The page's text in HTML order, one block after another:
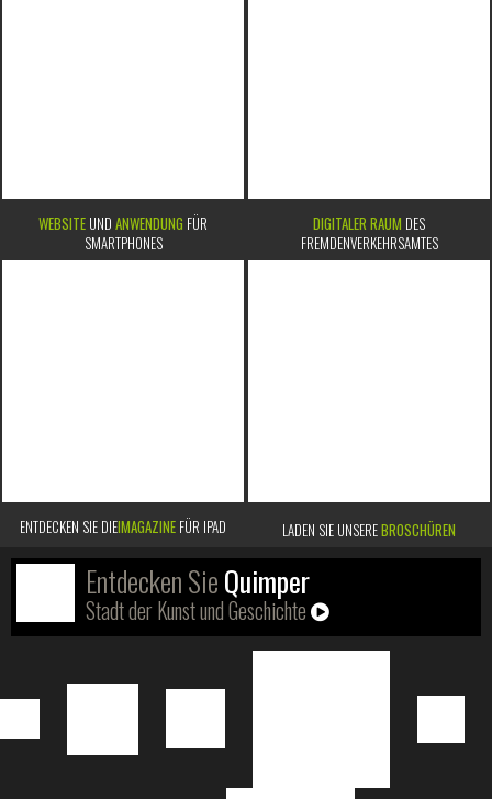
WEBSITE UND ANWENDUNG FÜR
SMARTPHONES
DIGITALER RAUM DES
FREMDENVERKEHRSAMTES
ENTDECKEN SIE DIEIMAGAZINE FÜR IPAD LADEN SIE UNSEREBROSCHÜREN
Entdecken SieQuimper
Stadt der Kunst und Geschichte